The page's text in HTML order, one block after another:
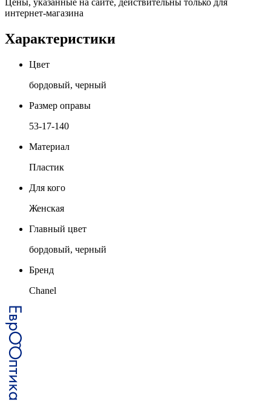
Цены, указанные на сайте, действительны только для
интернет-магазина
Характеристики
Цвет
бордовый, черный
Размер оправы
53-17-140
Материал
Пластик
Для кого
Женская
Главный цвет
бордовый, черный
Бренд
Chanel